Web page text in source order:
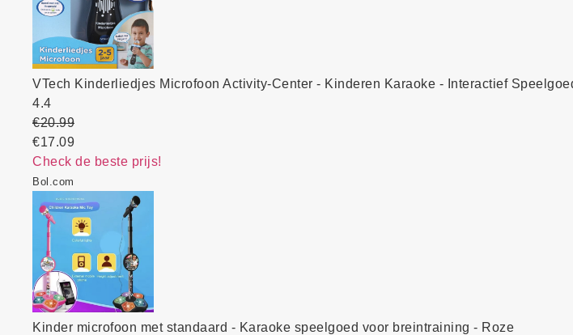
VTech Kinderliedjes Microfoon Activity-Center - Kinderen Karaoke - Interactief
4.4
€20.99
€17.09
Check de beste prijs!
Bol.com
Kinder microfoon met standaard - Karaoke speelgoed voor breintraining - Roze